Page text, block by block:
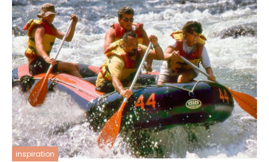
inspiration